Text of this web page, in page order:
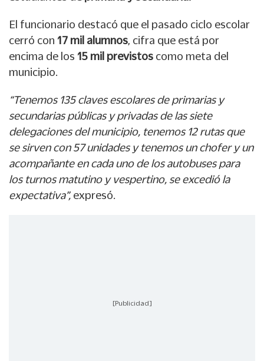
El funcionario destacó que el pasado ciclo escolar
cerró con 17 mil alumnos, cifra que está por
encima de los 15 mil previstos como meta del
municipio.
“Tenemos 135 claves escolares de primarias y
secundarias públicas y privadas de las siete
delegaciones del municipio, tenemos 12 rutas que
se sirven con 57 unidades y tenemos un chofer y un
acompañante en cada uno de los autobuses para
los turnos matutino y vespertino, se excedió la
expectativa”, expresó.
[Publicidad]